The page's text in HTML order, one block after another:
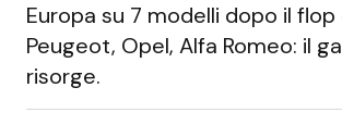
Europa su 7 modelli dopo il
Peugeot, Opel, Alfa Romeo: il
risorge.